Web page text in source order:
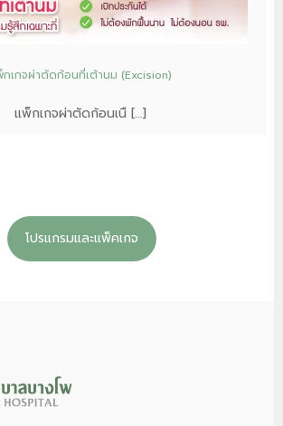
เกจผ่าตัดก้อนที่เต้านม (Excision)
แพ็กเกจผ่าตัดก้อนเนื […]
โปรแกรมและแพ็คเกจ